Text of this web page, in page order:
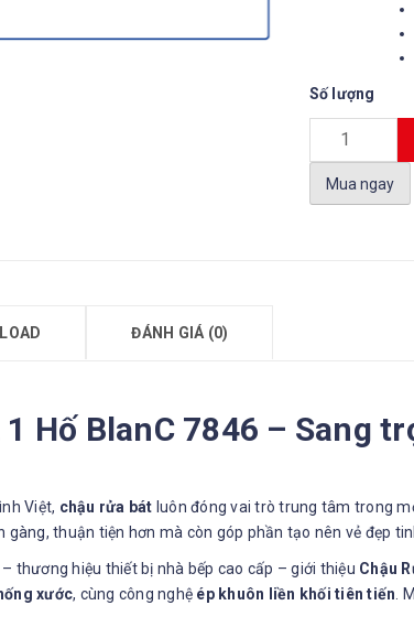
Số lượng
Mua ngay
ĐÁNH GIÁ (0)
1 Hố BlanC 7846 – Sang
Việt, chậu rửa bát luôn đóng vai trò trung tâm trong
gàng, thuận tiện hơn mà còn góp phần tạo nên vẻ đẹp
– thương hiệu thiết bị nhà bếp cao cấp – giới thiệu Chậu
xước, cùng công nghệ ép khuôn liền khối tiên tiến .